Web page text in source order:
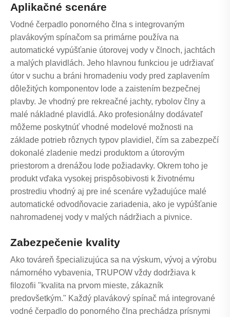
Aplikačné scenáre
Vodné čerpadlo ponorného člna s integrovaným
plavákovým spínačom sa primárne používa na
automatické vypúšťanie útorovej vody v člnoch, jachtách
a malých plavidlách. Jeho hlavnou funkciou je udržiavať
útor v suchu a bráni hromadeniu vody pred zaplavením
dôležitých komponentov lode a zaistením bezpečnej
plavby. Je vhodný pre rekreačné jachty, rybolov člny a
malé nákladné plavidlá. Ako profesionálny dodávateľ
môžeme poskytnúť vhodné modelové možnosti na
základe potrieb rôznych typov plavidiel, čím sa zabezpečí
dokonalé zladenie medzi produktom a útorovým
priestorom a drenážou lode požiadavky. Okrem toho je
produkt vďaka vysokej prispôsobivosti k životnému
prostrediu vhodný aj pre iné scenáre vyžadujúce malé
automatické odvodňovacie zariadenia, ako je vypúšťanie
nahromadenej vody v malých nádržiach a pivnice.
Zabezpečenie kvality
Ako továreň špecializujúca sa na výskum, vývoj a výrobu
námorného vybavenia, TRUPOW vždy dodržiava k
filozofii "kvalita na prvom mieste, zákazník
predovšetkým." Každý plavákový spínač má integrované
vodné čerpadlo do ponorného člna prechádza prísnymi